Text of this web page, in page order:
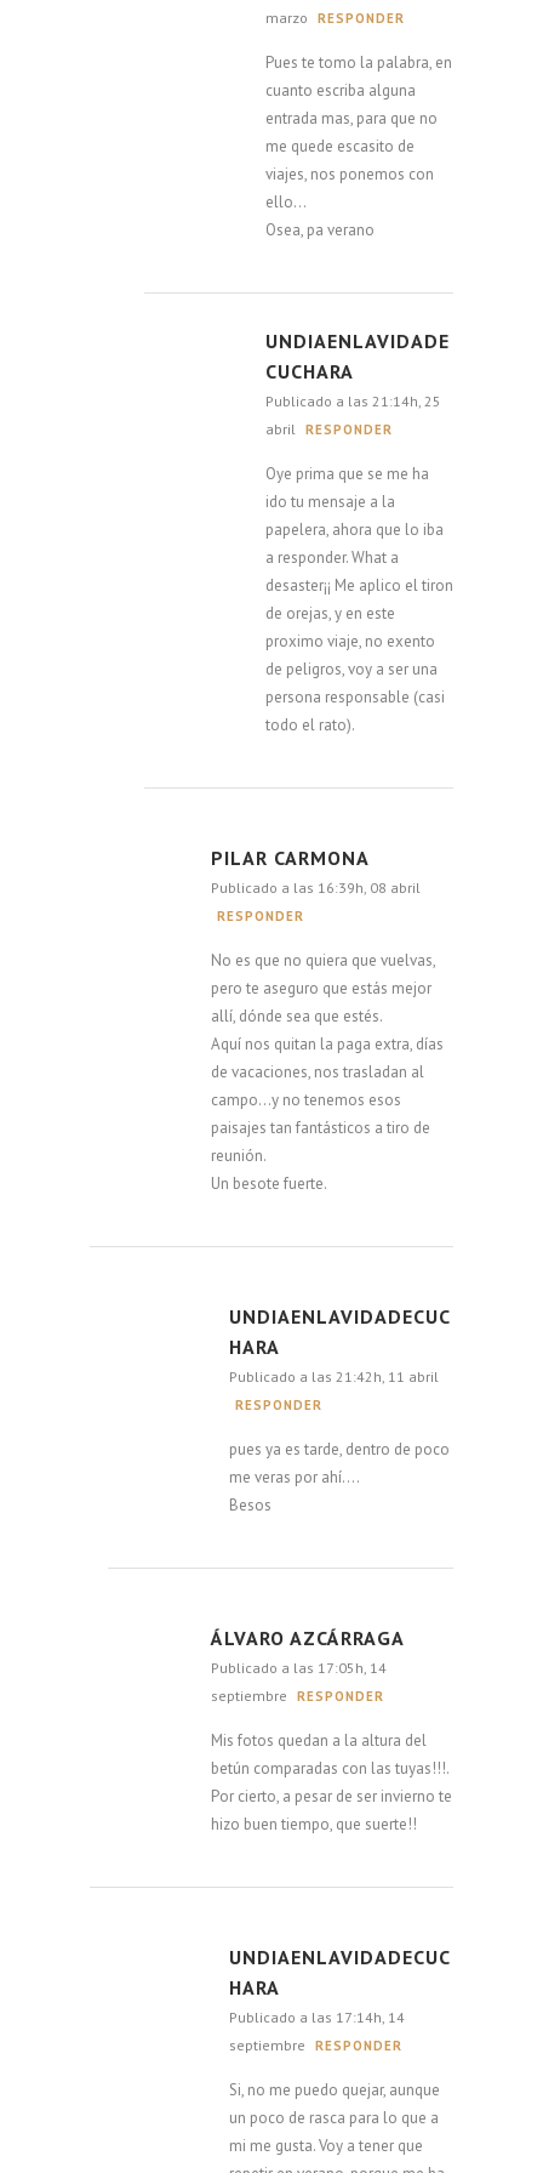
marzo
RESPONDER
Pues te tomo la palabra, en
cuanto escriba alguna
entrada mas, para que no
me quede escasito de
viajes, nos ponemos con
ello…
Osea, pa verano
UNDIAENLAVIDADE
CUCHARA
Publicado a las 21:14h, 25
abril RESPONDER
Oye prima que se me ha
ido tu mensaje a la
papelera, ahora que lo iba
a responder. What a
desaster¡¡ Me aplico el tiron
de orejas, y en este
proximo viaje, no exento
de peligros, voy a ser una
persona responsable (casi
todo el rato).
PILAR CARMONA
Publicado a las 16:39h, 08 abril
RESPONDER
No es que no quiera que vuelvas,
pero te aseguro que estás mejor
allí, dónde sea que estés.
Aquí nos quitan la paga extra, días
de vacaciones, nos trasladan al
campo…y no tenemos esos
paisajes tan fantásticos a tiro de
reunión.
Un besote fuerte.
UNDIAENLAVIDADECUC
HARA
Publicado a las 21:42h, 11 abril
RESPONDER
pues ya es tarde, dentro de poco
me veras por ahí….
Besos
ÁLVARO AZCÁRRAGA
Publicado a las 17:05h, 14
septiembre
RESPONDER
Mis fotos quedan a la altura del
betún comparadas con las tuyas!!!.
Por cierto, a pesar de ser invierno te
hizo buen tiempo, que suerte!!
UNDIAENLAVIDADECUC
HARA
Publicado a las 17:14h, 14
septiembre
RESPONDER
Si, no me puedo quejar, aunque
un poco de rasca para lo que a
mi me gusta. Voy a tener que